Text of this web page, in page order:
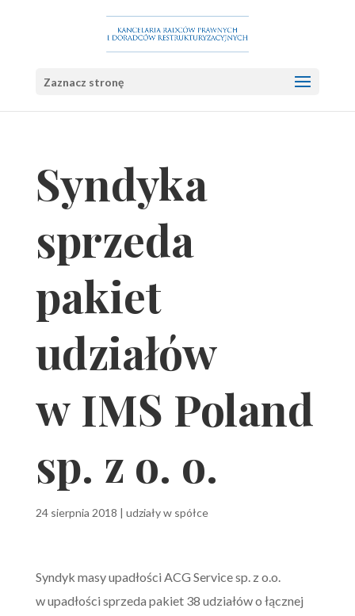
Zaznacz stronę
Syndyka
sprzeda
pakiet
udziałów
w IMS Poland
sp. z o. o.
24 sierpnia 2018 | udziały w spółce
Syndyk masy upadłości ACG Service sp. z o.o.
w upadłości sprzeda pakiet 38 udziałów o łącznej